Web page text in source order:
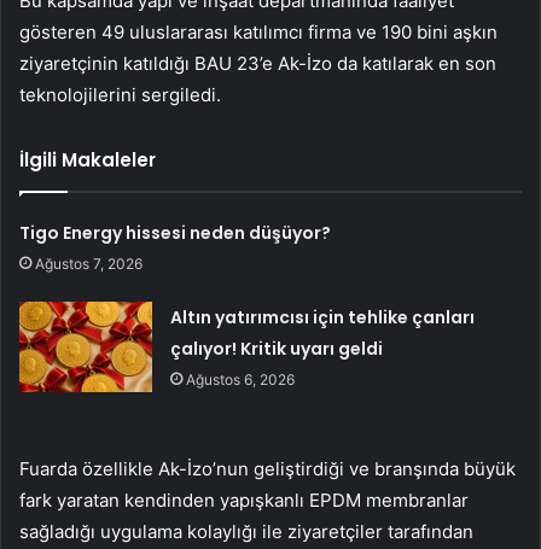
gösteren 49 uluslararası katılımcı firma ve 190 bini aşkın
ziyaretçinin katıldığı BAU 23’e Ak-İzo da katılarak en son
teknolojilerini sergiledi.
İlgili Makaleler
Tigo Energy hissesi neden düşüyor?
Ağustos 7, 2026
Altın yatırımcısı için tehlike çanları
çalıyor! Kritik uyarı geldi
Ağustos 6, 2026
Fuarda özellikle Ak-İzo’nun geliştirdiği ve branşında büyük
fark yaratan kendinden yapışkanlı EPDM membranlar
sağladığı uygulama kolaylığı ile ziyaretçiler tarafından